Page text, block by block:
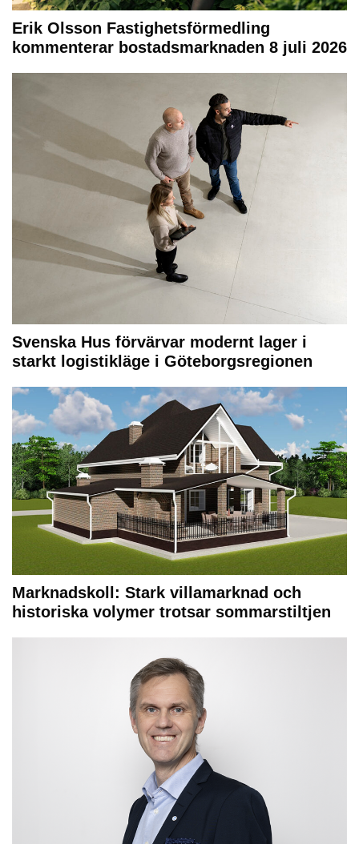
Erik Olsson Fastighetsförmedling
kommenterar bostadsmarknaden 8 juli 2026
Svenska Hus förvärvar modernt lager i
starkt logistikläge i Göteborgsregionen
Marknadskoll: Stark villamarknad och
historiska volymer trotsar sommarstiltjen